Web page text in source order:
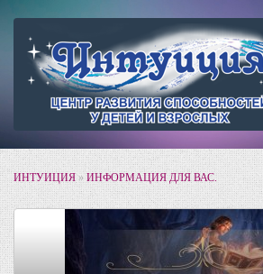
ИНТУИЦИЯ»ИНФОРМАЦИЯ ДЛЯ ВАС.